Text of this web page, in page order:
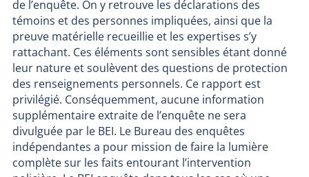
de l’enquête. On y retrouve les déclarations des
témoins et des personnes impliquées, ainsi que la
preuve matérielle recueillie et les expertises s’y
rattachant. Ces éléments sont sensibles étant donné
leur nature et soulèvent des questions de protection
des renseignements personnels. Ce rapport est
privilégié. Conséquemment, aucune information
supplémentaire extraite de l’enquête ne sera
divulguée par le BEI. Le Bureau des enquêtes
indépendantes a pour mission de faire la lumière
complète sur les faits entourant l’intervention